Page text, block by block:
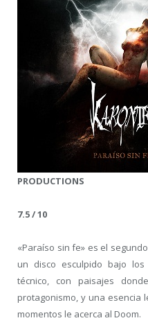
PRODUCTIONS
7.5 / 10
«Paraíso sin fe» es el
un disco esculpido bajo
técnico, con paisajes
protagonismo, y una esencia
momentos le acerca al Doom.